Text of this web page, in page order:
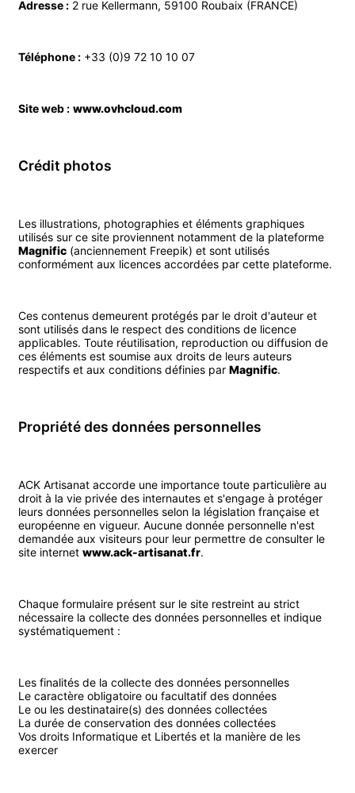
Adresse : 2 rue Kellermann, 59100 Roubaix (FRANCE)
Téléphone : +33 (0)9 72 10 10 07
Site web : www.ovhcloud.com
Crédit photos
Les illustrations, photographies et éléments graphiques
utilisés sur ce site proviennent notamment de la plateforme
Magnific (anciennement Freepik) et sont utilisés
conformément aux licences accordées par cette plateforme.
Ces contenus demeurent protégés par le droit d'auteur et
sont utilisés dans le respect des conditions de licence
applicables. Toute réutilisation, reproduction ou diffusion de
ces éléments est soumise aux droits de leurs auteurs
respectifs et aux conditions définies par Magnific.
Propriété des données personnelles
ACK Artisanat accorde une importance toute particulière au
droit à la vie privée des internautes et s'engage à protéger
leurs données personnelles selon la législation française et
européenne en vigueur. Aucune donnée personnelle n'est
demandée aux visiteurs pour leur permettre de consulter le
site internet www.ack-artisanat.fr.
Chaque formulaire présent sur le site restreint au strict
nécessaire la collecte des données personnelles et indique
systématiquement :
Les finalités de la collecte des données personnelles
Le caractère obligatoire ou facultatif des données
Le ou les destinataire(s) des données collectées
La durée de conservation des données collectées
Vos droits Informatique et Libertés et la manière de les
exercer